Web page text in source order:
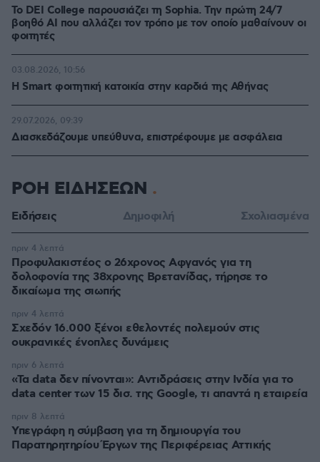
Το DEI College παρουσιάζει τη Sophia. Την πρώτη 24/7
βοηθό AI που αλλάζει τον τρόπο με τον οποίο μαθαίνουν οι
φοιτητές
Η Smart φοιτητική κατοικία στην καρδιά της Αθήνας
03.08.2026, 10:56
Διασκεδάζουμε υπεύθυνα, επιστρέφουμε με ασφάλεια
29.07.2026, 09:39
ΡΟΗ ΕΙΔΗΣΕΩΝ
Ειδήσεις Δημοφιλή Σχολιασμένα
Προφυλακιστέος ο 26χρονος Αφγανός για τη
δολοφονία της 38χρονης Βρετανίδας, τήρησε το
δικαίωμα της σιωπής
πριν 4 λεπτά
Σχεδόν 16.000 ξένοι εθελοντές πολεμούν στις
ουκρανικές ένοπλες δυνάμεις
πριν 4 λεπτά
«Τα data δεν πίνονται»: Αντιδράσεις στην Ινδία για το
data center των 15 δισ. της Google, τι απαντά η εταιρεία
πριν 6 λεπτά
Υπεγράφη η σύμβαση για τη δημιουργία του
Παρατηρητηρίου Έργων της Περιφέρειας Αττικής
πριν 8 λεπτά